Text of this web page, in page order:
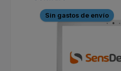
Sin gastos de envío